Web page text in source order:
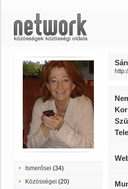
Ismerősei (34)
Közösségei (20)